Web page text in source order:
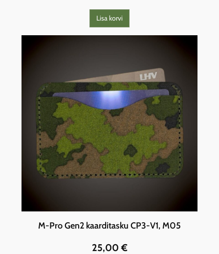
Lisa korvi
M-Pro Gen2 kaarditasku CP3-V1, M05
25,00€